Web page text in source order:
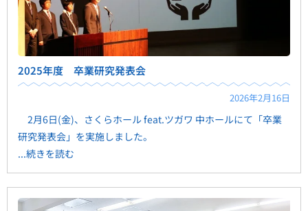
2025年度 卒業研究発表会
2026年2月16日
2月6日(金)、さくらホール feat.ツガワ 中ホールにて「卒業
研究発表会」を実施しました。
...続きを読む